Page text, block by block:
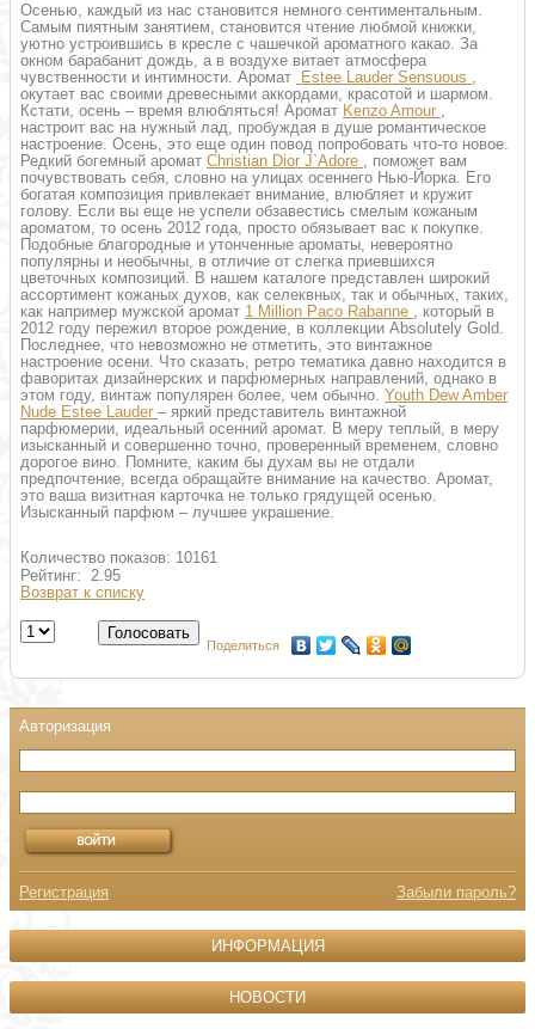
Осенью, каждый из нас становится немного сентиментальным.
Самым пиятным занятием, становится чтение любмой книжки,
уютно устроившись в кресле с чашечкой ароматного какао. За
окном барабанит дождь, а в воздухе витает атмосфера
чувственности и интимности. Аромат
Estee Lauder Sensuous ,
окутает вас своими древесными аккордами, красотой и шармом.
Кстати, осень – время влюбляться! Аромат Kenzo Amour ,
настроит вас на нужный лад, пробуждая в душе романтическое
настроение. Осень, это еще один повод попробовать что-то новое.
Редкий богемный аромат Christian Dior J`Adore , поможет вам
почувствовать себя, словно на улицах осеннего Нью-Йорка. Его
богатая композиция привлекает внимание, влюбляет и кружит
голову. Если вы еще не успели обзавестись смелым кожаным
ароматом, то осень 2012 года, просто обязывает вас к покупке.
Подобные благородные и утонченные ароматы, невероятно
популярны и необычны, в отличие от слегка приевшихся
цветочных композиций. В нашем каталоге представлен широкий
ассортимент кожаных духов, как селеквных, так и обычных, таких,
как например мужской аромат 1 Million Paco Rabanne , который в
2012 году пережил второе рождение, в коллекции Absolutely Gold.
Последнее, что невозможно не отметить, это винтажное
настроение осени. Что сказать, ретро тематика давно находится в
фаворитах дизайнерских и парфюмерных направлений, однако в
этом году, винтаж популярен более, чем обычно. Youth Dew Amber
Nude Estee Lauder – яркий представитель винтажной
парфюмерии, идеальный осенний аромат. В меру теплый, в меру
изысканный и совершенно точно, проверенный временем, словно
дорогое вино. Помните, каким бы духам вы не отдали
предпочтение, всегда обращайте внимание на качество. Аромат,
это ваша визитная карточка не только грядущей осенью.
Изысканный парфюм – лучшее украшение.
Количество показов: 10161
Рейтинг: 2.95
Возврат к списку
Поделиться
Регистрация Забыли пароль?
ИНФОРМАЦИЯ
НОВОСТИ